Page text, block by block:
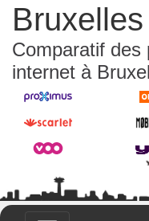
Bruxelles
Comparatif des
internet à